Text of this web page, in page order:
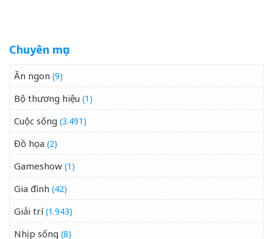
Chuyên mục
Ăn ngon (9)
Bộ thương hiệu (1)
Cuộc sống (3.491)
Đồ họa (2)
Gameshow (1)
Gia đình (42)
Giải trí(1.943)
Nhịp sống (8)